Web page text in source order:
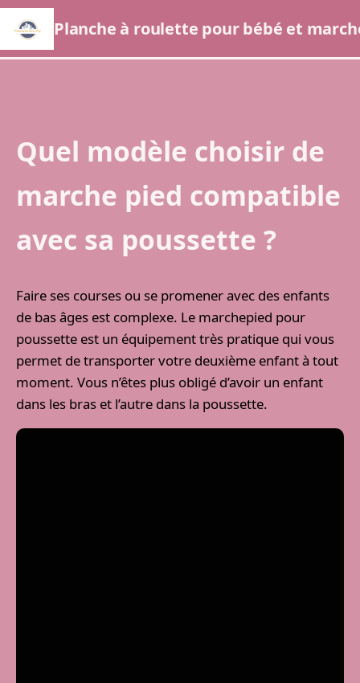
Planche à roulette pour bébé et
Quel modèle choisir de
marche pied compatible
avec sa poussette ?
Faire ses courses ou se promener avec des enfants
de bas âges est complexe. Le marchepied pour
poussette est un équipement très pratique qui vous
permet de transporter votre deuxième enfant à tout
moment. Vous n’êtes plus obligé d’avoir un enfant
dans les bras et l’autre dans la poussette.